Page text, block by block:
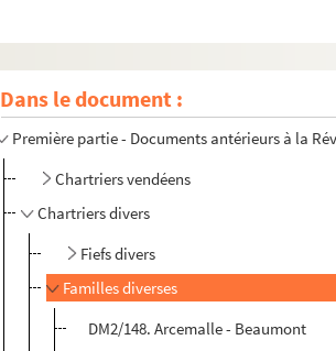
Dans le document :
Première partie - Documents antérieurs à la
Chartriers vendéens
Chartriers divers
Fiefs divers
Familles diverses
DM2/148. Arcemalle - Beaumont